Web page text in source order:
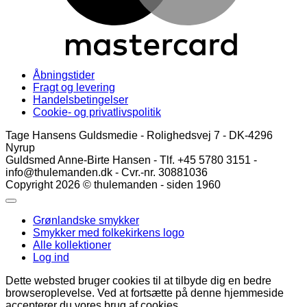
Åbningstider
Fragt og levering
Handelsbetingelser
Cookie- og privatlivspolitik
Tage Hansens Guldsmedie - Rolighedsvej 7 - DK-4296
Nyrup
Guldsmed Anne-Birte Hansen - Tlf. +45 5780 3151 -
info@thulemanden.dk - Cvr.-nr. 30881036
Copyright 2026 © thulemanden - siden 1960
Grønlandske smykker
Smykker med folkekirkens logo
Alle kollektioner
Log ind
Dette websted bruger cookies til at tilbyde dig en bedre
browseroplevelse. Ved at fortsætte på denne hjemmeside